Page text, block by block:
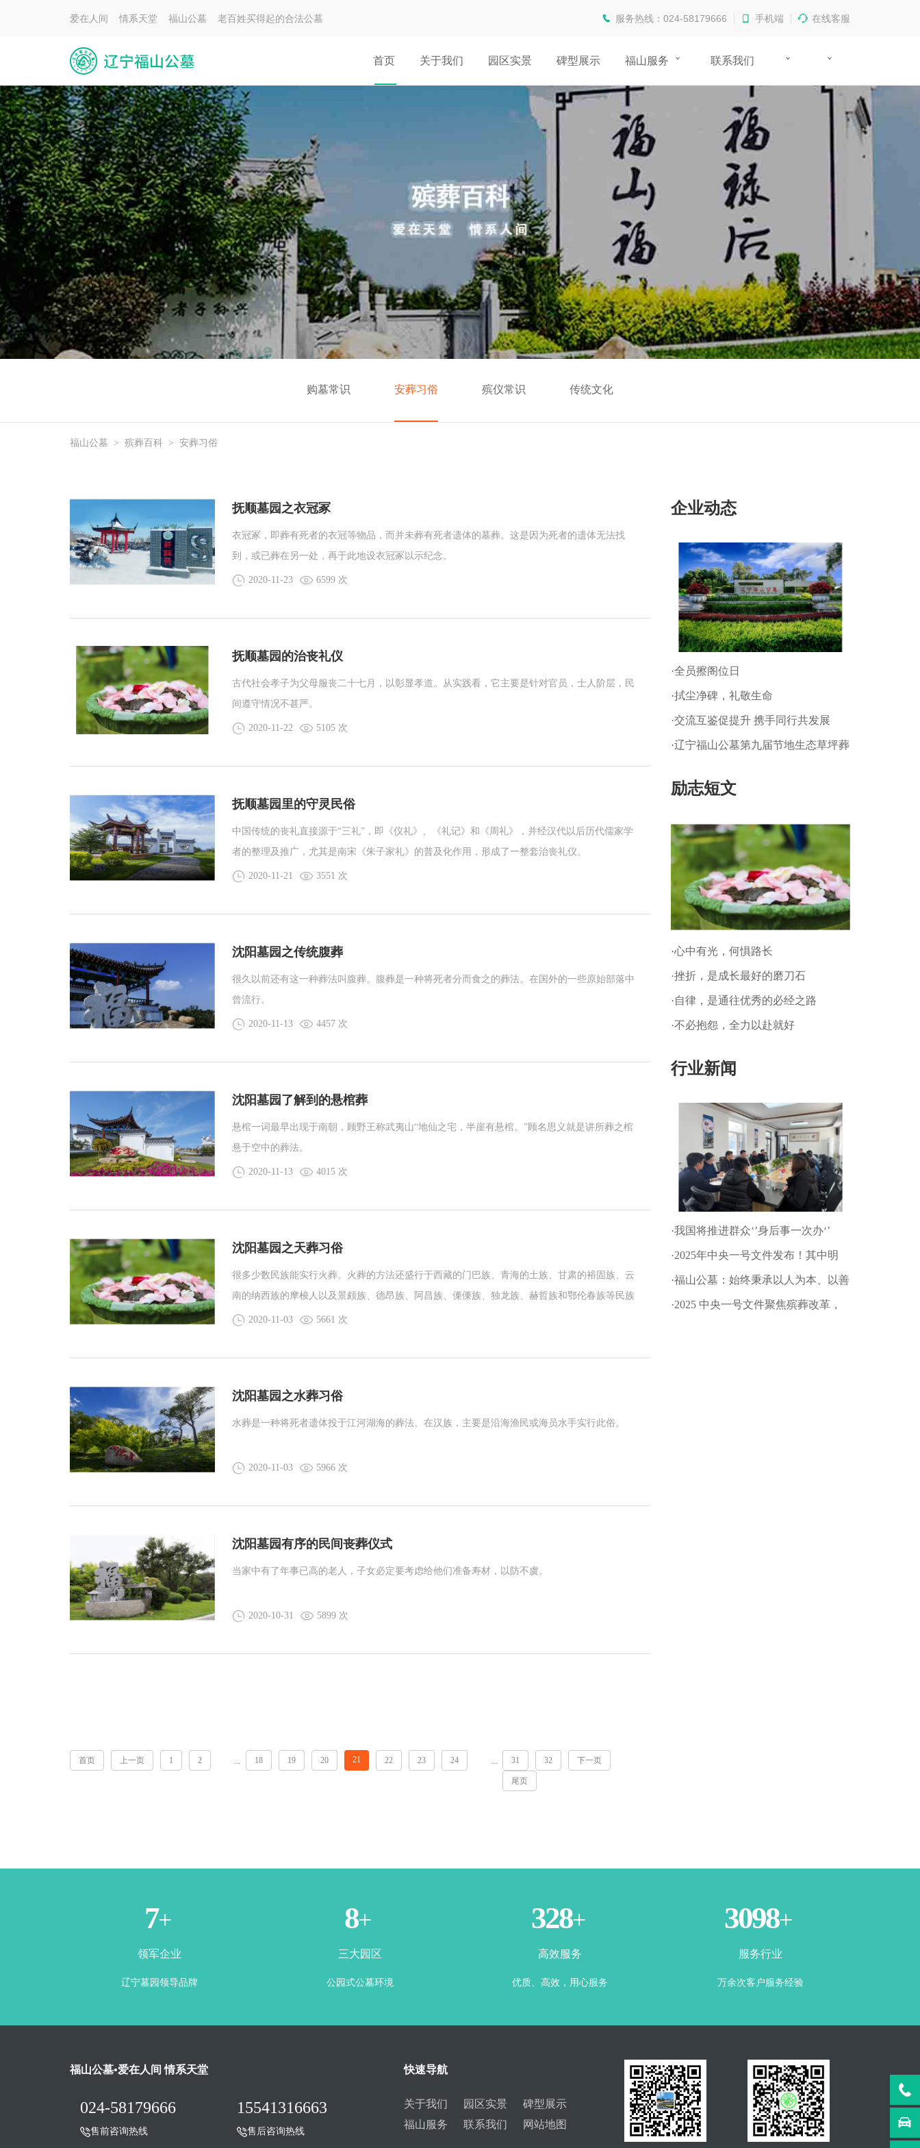
爱在人间 情系天堂 福山公墓 老百姓买得起的合法公墓 服务热线：024-58179666 手机端 在线客服
首页 关于我们 园区实景 碑型展示 福山服务 联系我们
购墓常识 安葬习俗 殡仪常识 传统文化
福山公墓 > 殡葬百科 > 安葬习俗
抚顺墓园之衣冠冢
衣冠冢，即葬有死者的衣冠等物品，而并未葬有死者遗体的墓葬。这是因为死者的遗体无法找
到，或已葬在另一处，再于此地设衣冠冢以示纪念。
2020-11-23 6599 次
抚顺墓园的治丧礼仪
古代社会孝子为父母服丧二十七月，以彰显孝道。从实践看，它主要是针对官员，士人阶层，民
间遵守情况不甚严。
2020-11-22 5105 次
抚顺墓园里的守灵民俗
中国传统的丧礼直接源于“三礼”，即《仪礼》、《礼记》和《周礼》，并经汉代以后历代儒家学
者的整理及推广，尤其是南宋《朱子家礼》的普及化作用，形成了一整套治丧礼仪。
2020-11-21 3551 次
沈阳墓园之传统腹葬
很久以前还有这一种葬法叫腹葬。腹葬是一种将死者分而食之的葬法。在国外的一些原始部落中
曾流行。
2020-11-13 4457 次
沈阳墓园了解到的悬棺葬
悬棺一词最早出现于南朝，顾野王称武夷山“地仙之宅，半崖有悬棺。”顾名思义就是讲所葬之棺
悬于空中的葬法。
2020-11-13 4015 次
沈阳墓园之天葬习俗
很多少数民族能实行火葬。火葬的方法还盛行于西藏的门巴族、青海的土族、甘肃的裕固族、云
南的纳西族的摩梭人以及景颇族、德昂族、阿昌族、傈傈族、独龙族、赫哲族和鄂伦春族等民族
之中。2020-11-03 5661 次
沈阳墓园之水葬习俗
水葬是一种将死者遗体投于江河湖海的葬法。在汉族，主要是沿海渔民或海员水手实行此俗。
2020-11-03 5966 次
沈阳墓园有序的民间丧葬仪式
当家中有了年事已高的老人，子女必定要考虑给他们准备寿材，以防不虞。
2020-10-31 5899 次
首页 上一页 1 2 ... 18 19 20 21 22 23 24 ... 31 32 下一页
尾页
企业动态
·全员擦阁位日
·拭尘净碑，礼敬生命
·交流互鉴促提升 携手同行共发展
·辽宁福山公墓第九届节地生态草坪葬
励志短文
·心中有光，何惧路长
·挫折，是成长最好的磨刀石
·自律，是通往优秀的必经之路
·不必抱怨，全力以赴就好
行业新闻
·我国将推进群众‘’身后事一次办‘’
·2025年中央一号文件发布！其中明
确：深化殡葬改革
·福山公墓：始终秉承以人为本、以善
为根的企业文化理念!
·2025 中央一号文件聚焦殡葬改革，
1+
领军企业
辽宁墓园领导品牌
3+
三大园区
公园式公墓环境
365+
高效服务
优质、高效，用心服务
3500+
服务行业
万余次客户服务经验
福山公墓•爱在人间 情系天堂
024-58179666
售前咨询热线
15541316663
售后咨询热线
快速导航
关于我们 园区实景
碑型展示
福山服务
联系我们 网站地图